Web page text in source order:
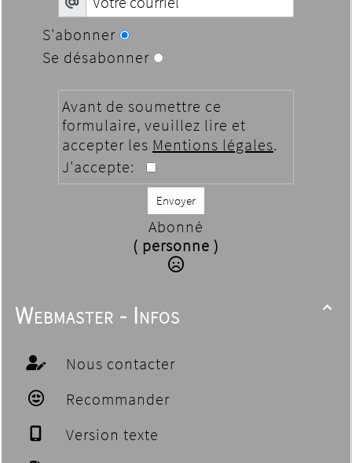
S'abonner
Se désabonner
Avant de soumettre ce
formulaire, veuillez lire et
accepter les Mentions légales.
J'accepte:
Envoyer
Abonné
( personne )

Webmaster - Infos
Nous contacter
Recommander
Version texte